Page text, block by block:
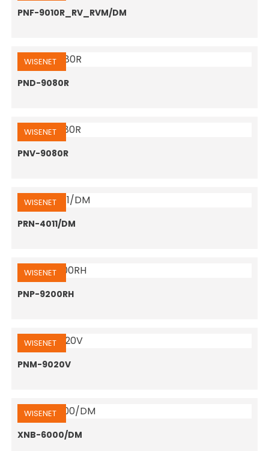
PNF-9010R_RV_RVM/DM
WISENET
PND-9080R
WISENET
PNV-9080R
WISENET
PRN-4011/DM
WISENET
PNP-9200RH
WISENET
PNM-9020V
WISENET
XNB-6000/DM